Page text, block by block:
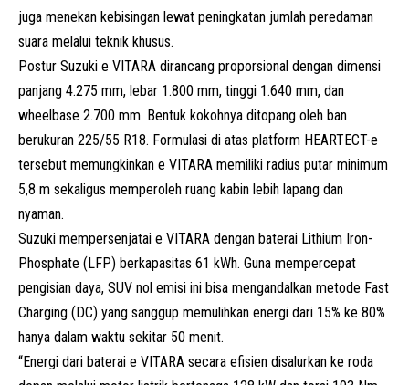
juga menekan kebisingan lewat peningkatan jumlah peredaman
suara melalui teknik khusus.
Postur Suzuki e VITARA dirancang proporsional dengan dimensi
panjang 4.275 mm, lebar 1.800 mm, tinggi 1.640 mm, dan
wheelbase 2.700 mm. Bentuk kokohnya ditopang oleh ban
berukuran 225/55 R18. Formulasi di atas platform HEARTECT-e
tersebut memungkinkan e VITARA memiliki radius putar minimum
5,8 m sekaligus memperoleh ruang kabin lebih lapang dan
nyaman.
Suzuki mempersenjatai e VITARA dengan baterai Lithium Iron-
Phosphate (LFP) berkapasitas 61 kWh. Guna mempercepat
pengisian daya, SUV nol emisi ini bisa mengandalkan metode Fast
Charging (DC) yang sanggup memulihkan energi dari 15% ke 80%
hanya dalam waktu sekitar 50 menit.
“Energi dari baterai e VITARA secara efisien disalurkan ke roda